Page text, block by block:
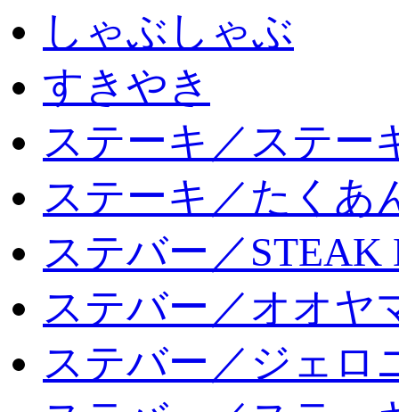
しゃぶしゃぶ
すきやき
ステーキ／ステー
ステーキ／たくあ
ステバー／STEAK
ステバー／オオヤ
ステバー／ジェロ